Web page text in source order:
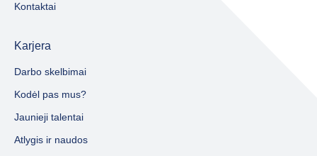
Kontaktai
Karjera
Darbo skelbimai
Kodėl pas mus?
Jaunieji talentai
Atlygis ir naudos